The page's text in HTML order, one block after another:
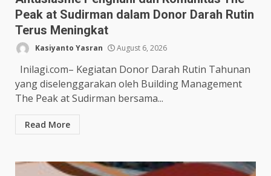
Peak at Sudirman dalam Donor Darah Rutin
Terus Meningkat
Kasiyanto Yasran August 6, 2026
Inilagi.com– Kegiatan Donor Darah Rutin Tahunan
yang diselenggarakan oleh Building Management
The Peak at Sudirman bersama...
Read More